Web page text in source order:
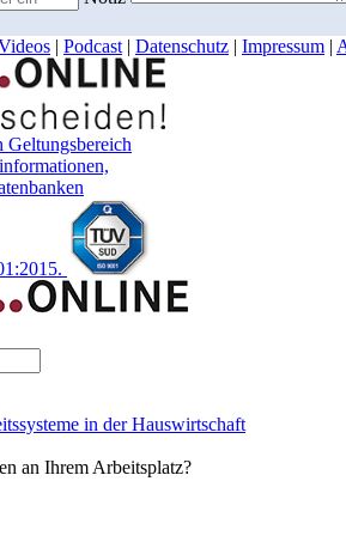
| Podcast | Datenschutz | Impressum |
in der Hauswirtschaft
an Ihrem Arbeitsplatz?